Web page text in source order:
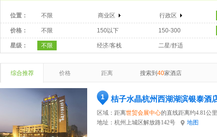
位置： 不限 商业区 行政区
价格： 不限 150以下 150-300
星级： 不限 经济/客栈 二星/舒适
综合推荐 价格 距离 搜索到 40家酒店
1 桔子水晶杭州西湖湖滨银泰酒
区域：距离世贸会展中心的直线距离约4.81公里
地址： 杭州上城区解放路142号 地图